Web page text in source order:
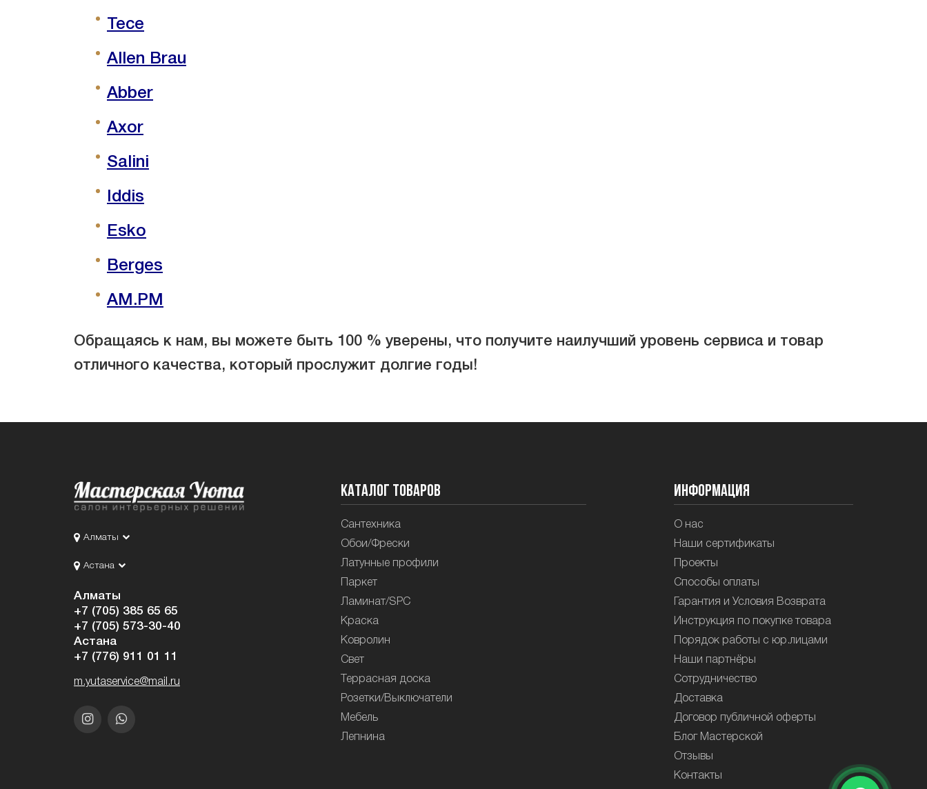
Tece
Allen Brau
Abber
Axor
Salini
Iddis
Esko
Berges
AM.PM
Обращаясь к нам, вы можете быть 100 % уверены, что получите наилучший уровень сервиса и товар
отличного качества, который прослужит долгие годы!
Алматы
Астана
Алматы
+7 (705) 385 65 65
+7 (705) 573-30-40
Астана
+7 (776) 911 01 11
m.yutaservice@mail.ru
Каталог товаров
Сантехника
Обои/Фрески
Латунные профили
Паркет
Ламинат/SPC
Краска
Ковролин
Свет
Террасная доска
Розетки/Выключатели
Мебель
Лепнина
Информация
О нас
Наши сертификаты
Проекты
Способы оплаты
Гарантия и Условия Возврата
Инструкция по покупке товара
Порядок работы с юр.лицами
Наши партнёры
Сотрудничество
Доставка
Договор публичной оферты
Блог Мастерской
Отзывы
Контакты